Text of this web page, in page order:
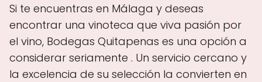
Si te encuentras en Málaga y deseas
encontrar una vinoteca que viva pasión por
el vino, Bodegas Quitapenas es una opción a
considerar seriamente . Un servicio cercano y
la excelencia de su selección la convierten en